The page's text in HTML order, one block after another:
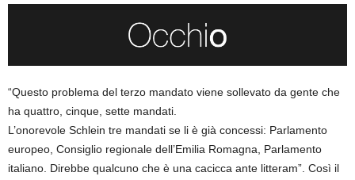
“Questo problema del terzo mandato viene sollevato da gente che
ha quattro, cinque, sette mandati.
L’onorevole Schlein tre mandati se li è già concessi: Parlamento
europeo, Consiglio regionale dell’Emilia Romagna, Parlamento
italiano. Direbbe qualcuno che è una cacicca ante litteram”. Così il